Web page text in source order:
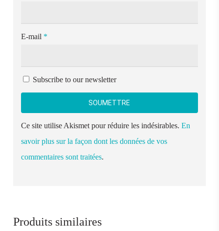
E-mail *
Subscribe to our newsletter
Ce site utilise Akismet pour réduire les indésirables. En
savoir plus sur la façon dont les données de vos
commentaires sont traitées.
Produits similaires